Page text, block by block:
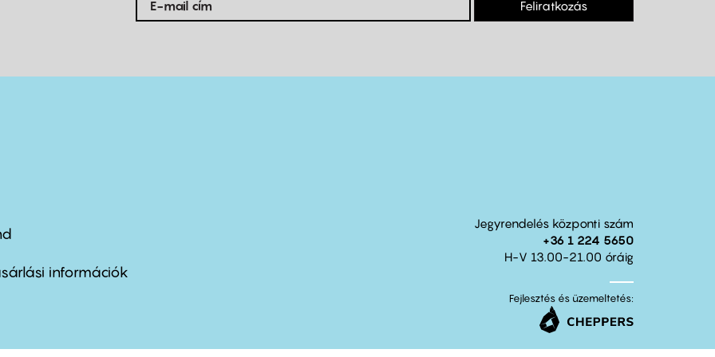
Feliratkozás
információk
Jegyrendelés központi szám
+36 1 224 5650
H-V 13.00-21.00 óráig
Fejlesztés és üzemeltetés: